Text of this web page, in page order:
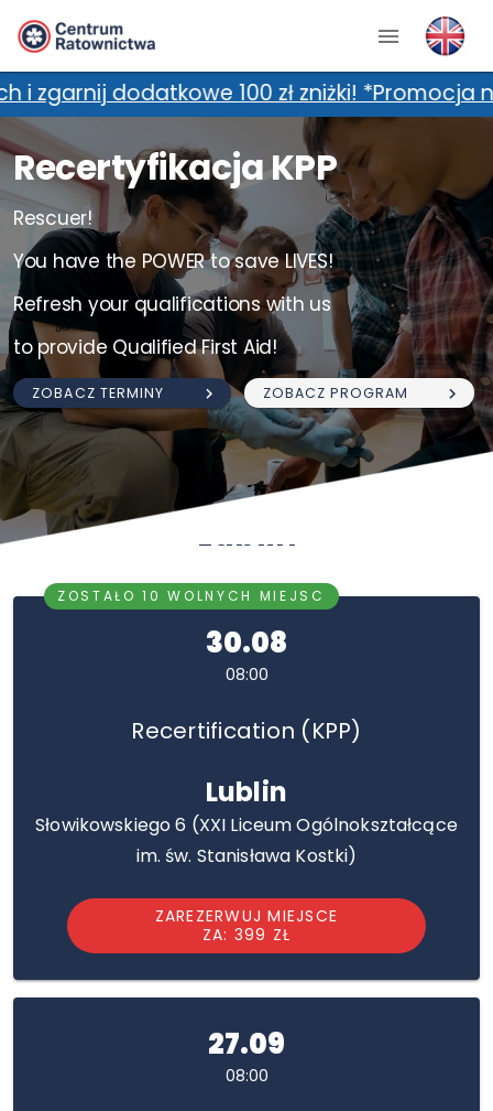
100 zł zniżki! *Promocja nie łączy
Recertyfikacja KPP
Rescuer!
You have the POWER to save LIVES!
Refresh your qualifications with us
to provide Qualified First Aid!
ZOBACZ TERMINY ZOBACZ PROGRAM
Lublin
ZOSTAŁO 10 WOLNYCH MIEJSC
30.08
08:00
Recertification (KPP)
Lublin
Słowikowskiego 6 (XXI Liceum Ogólnokształcące
im. św. Stanisława Kostki)
ZAREZERWUJ MIEJSCE
ZA: 399 ZŁ
27.09
08:00